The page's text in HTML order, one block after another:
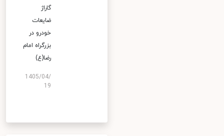
گاراژ
ضایعات
خودرو در
بزرگراه امام
رضا(ع)
1405/04/
19